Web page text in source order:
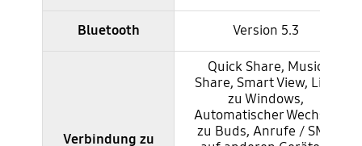
Bluetooth Version 5.3
Verbindung zu
Quick Share, Music
Share, Smart View, Link
zu Windows,
Automatischer Wechsel
zu Buds, Anrufe / SMS